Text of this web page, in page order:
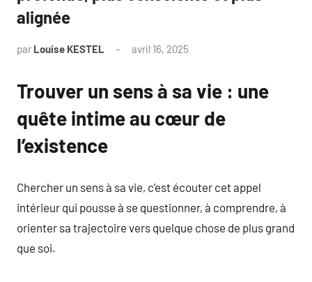
alignée
par Louise KESTEL avril 16, 2025
Trouver un sens à sa vie : une
quête intime au cœur de
l’existence
Chercher un sens à sa vie, c’est écouter cet appel
intérieur qui pousse à se questionner, à comprendre, à
orienter sa trajectoire vers quelque chose de plus grand
que soi.